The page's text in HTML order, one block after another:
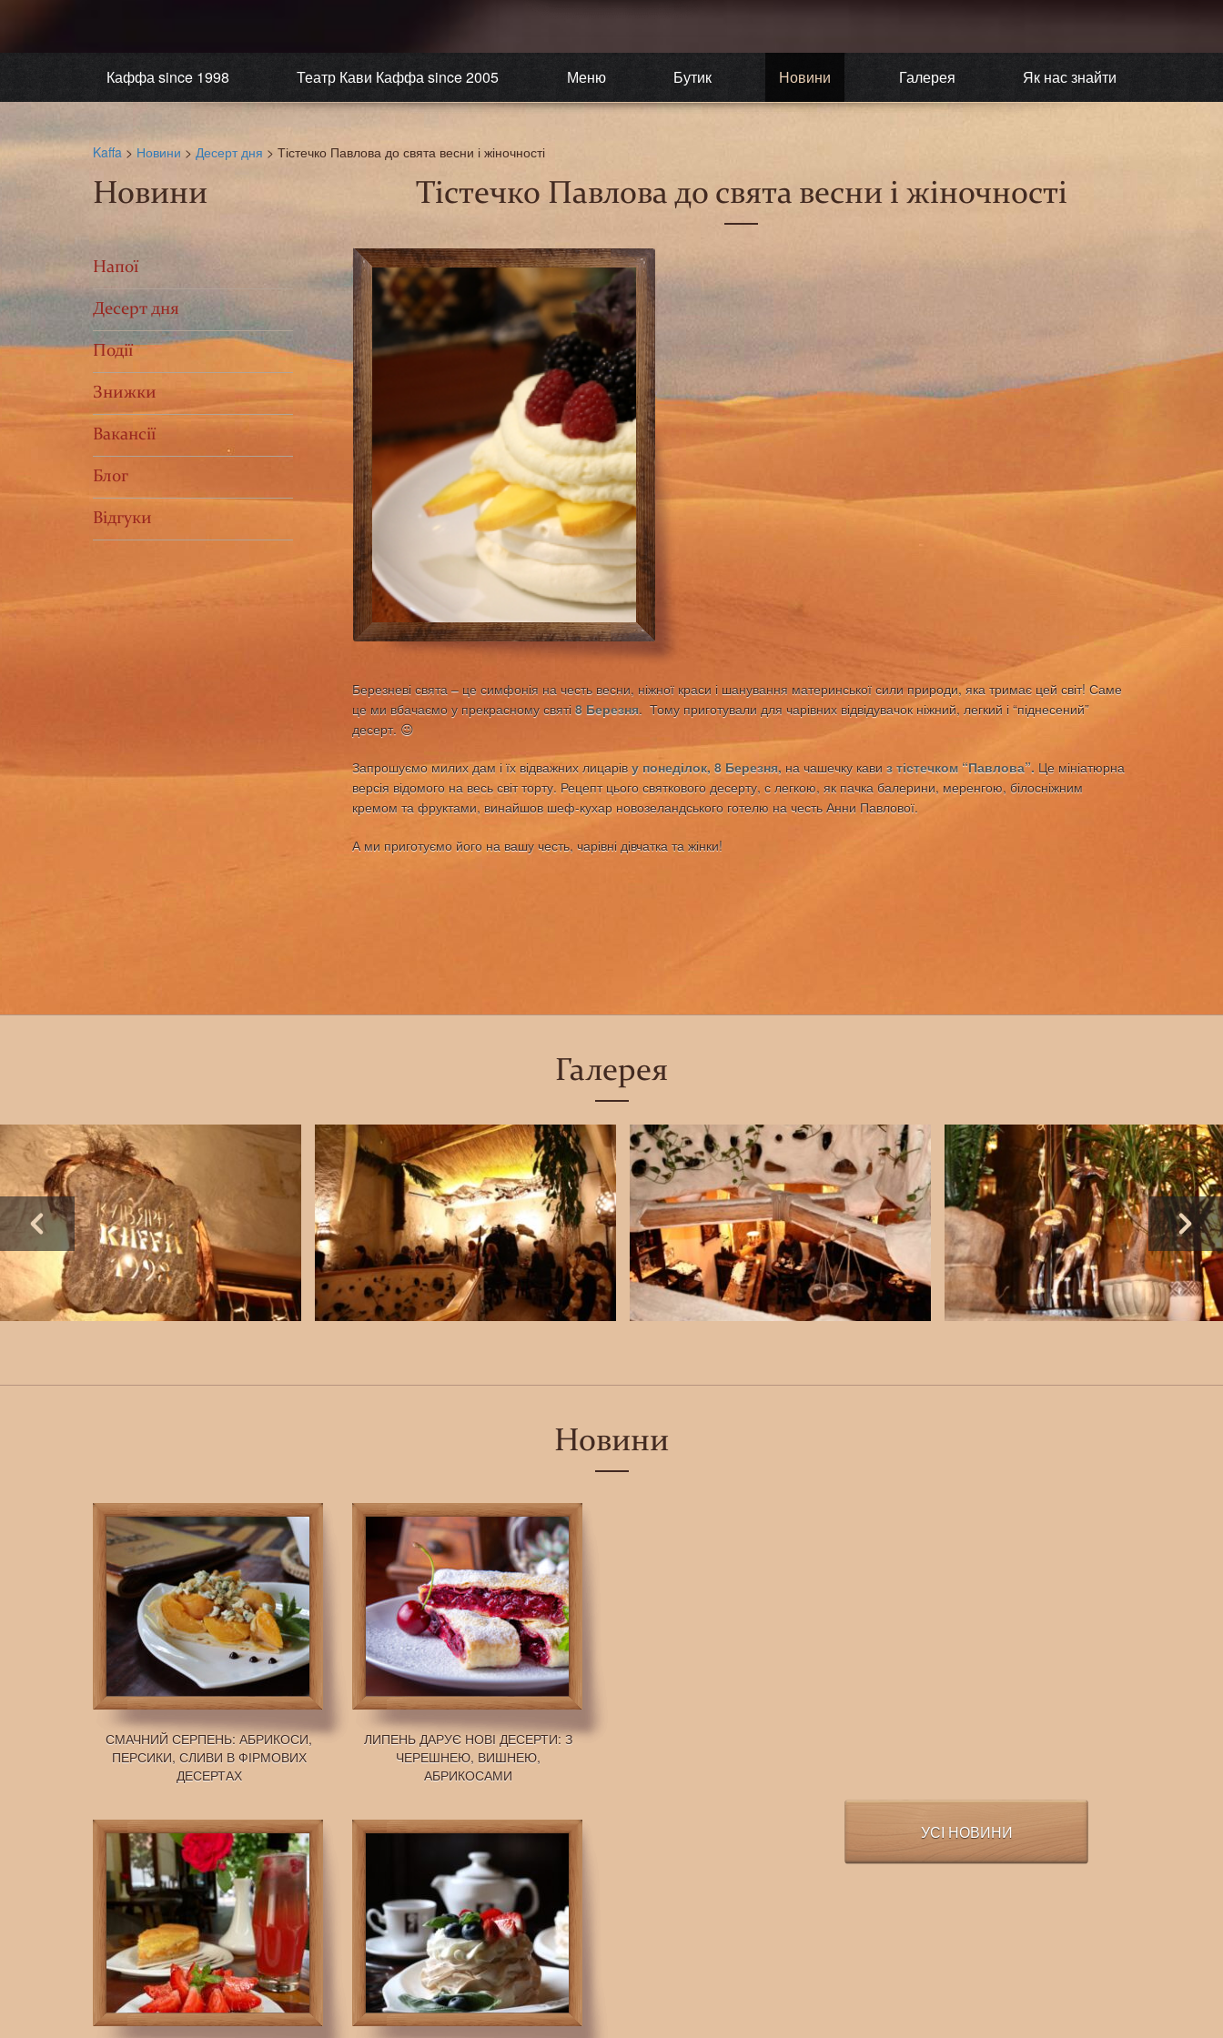
Каффа since 1998 Театр Кави Каффа since 2005 Меню Бутик Новини Галерея Як нас знайти
Kaffa > Новини > Десерт дня > Тістечко Павлова до свята весни і жіночності
Новини
Напої
Десерт дня
Події
Знижки
Вакансії
Блог
Відгуки
Тістечко Павлова до свята весни і жіночності
Березневі свята – це симфонія на честь весни, ніжної краси і шанування материнської сили природи, яка тримає цей світ! Саме
це ми вбачаємо у прекрасному святі 8 Березня. Тому приготували для чарівних відвідувачок ніжний, легкий і “піднесений”
десерт. 😉
Запрошуємо милих дам і їх відважних лицарів у понеділок, 8 Березня, на чашечку кави з тістечком “Павлова”. Це мініатюрна
версія відомого на весь світ торту. Рецепт цього святкового десерту, с легкою, як пачка балерини, меренгою, білосніжним
кремом та фруктами, винайшов шеф-кухар новозеландського готелю на честь Анни Павлової.
А ми приготуємо його на вашу честь, чарівні дівчатка та жінки!
Галерея
Новини
СМАЧНИЙ СЕРПЕНЬ: АБРИКОСИ,
ПЕРСИКИ, СЛИВИ В ФІРМОВИХ
ДЕСЕРТАХ
ЛИПЕНЬ ДАРУЄ НОВІ ДЕСЕРТИ: З
ЧЕРЕШНЕЮ, ВИШНЕЮ,
АБРИКОСАМИ
УСІ НОВИНИ